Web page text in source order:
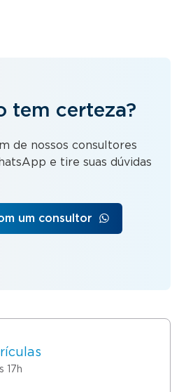
tem certeza?
de nossos consultores
e tire suas dúvidas
um consultor
17h